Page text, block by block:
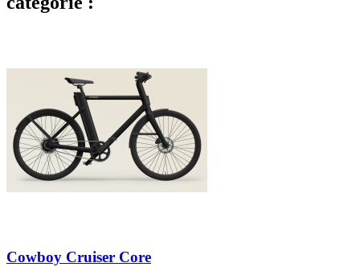
Cowboy Cruiser Core